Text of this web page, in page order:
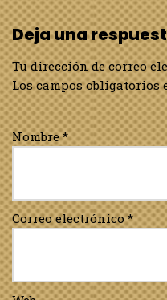
Deja una
Tu dirección de correo
Los campos obligatorios
Nombre*
Correo electrónico*